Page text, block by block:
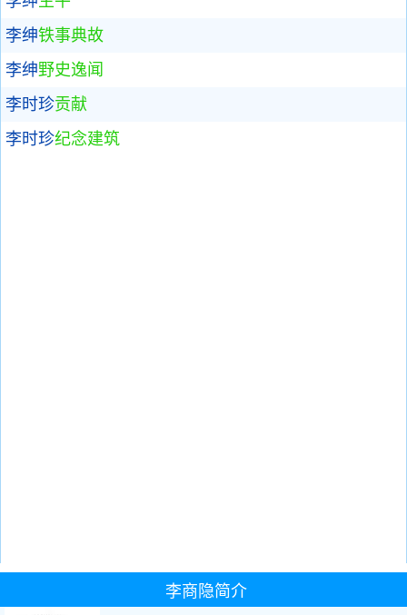
李绅铁事典故
李绅野史逸闻
李时珍贡献
李时珍纪念建筑
李商隐简介